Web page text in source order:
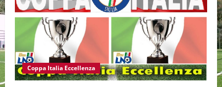
Coppa Italia Eccellenza